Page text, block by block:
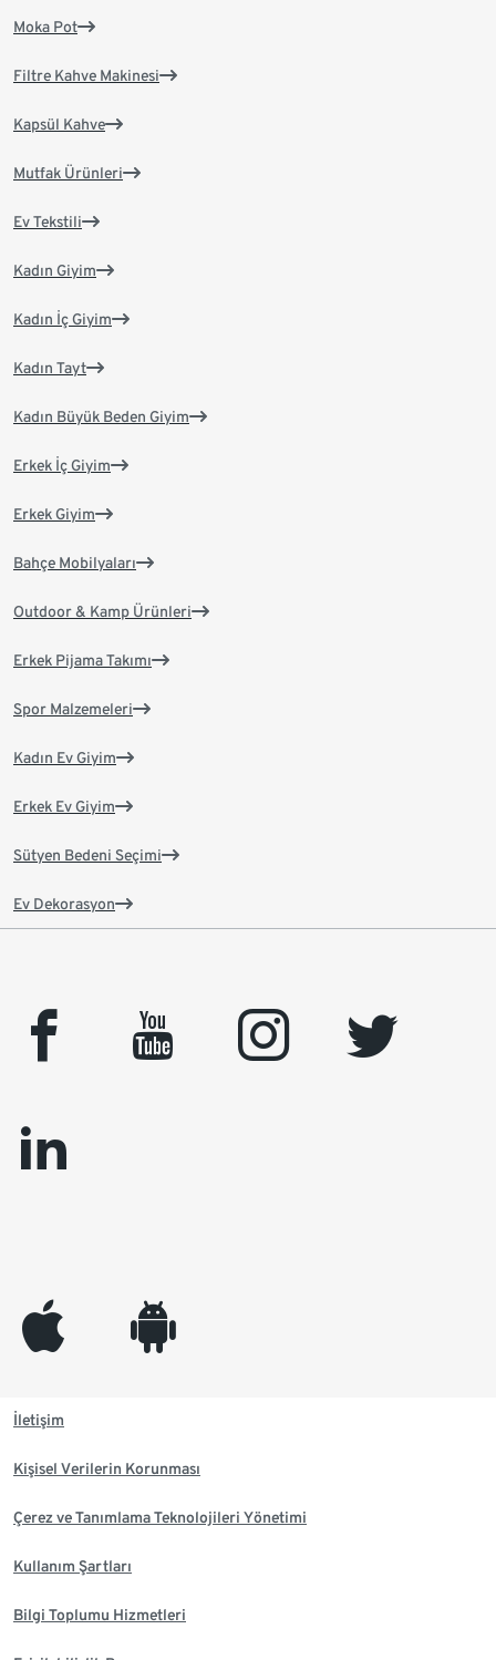
Moka Pot
Filtre Kahve Makinesi
Kapsül Kahve
Mutfak Ürünleri
Ev Tekstili
Kadın Giyim
Kadın İç Giyim
Kadın Tayt
Kadın Büyük Beden Giyim
Erkek İç Giyim
Erkek Giyim
Bahçe Mobilyaları
Outdoor & Kamp Ürünleri
Erkek Pijama Takımı
Spor Malzemeleri
Kadın Ev Giyim
Erkek Ev Giyim
Sütyen Bedeni Seçimi
Ev Dekorasyon
facebook youtube instagram
twitter
linkedin
appleinc android
İletişim
Kişisel Verilerin Korunması
Çerez ve Tanımlama Teknolojileri Yönetimi
Kullanım Şartları
Bilgi Toplumu Hizmetleri